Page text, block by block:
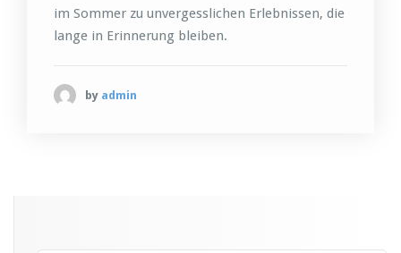
im Sommer zu unvergesslichen Erlebnissen, die
lange in Erinnerung bleiben.
by admin